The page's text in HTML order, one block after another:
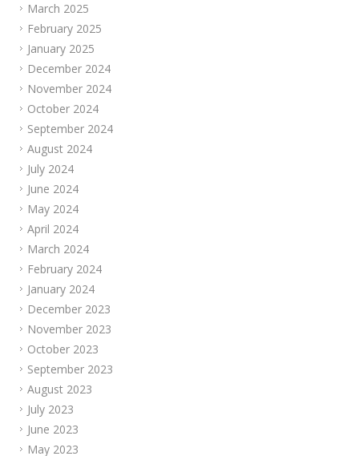
March 2025
February 2025
January 2025
December 2024
November 2024
October 2024
September 2024
August 2024
July 2024
June 2024
May 2024
April 2024
March 2024
February 2024
January 2024
December 2023
November 2023
October 2023
September 2023
August 2023
July 2023
June 2023
May 2023